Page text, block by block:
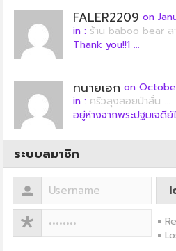
FALER2209 on
in : ร้าน baboo bear ส
Thank you!!1 ...
ทนายเอก on
in : ครัวลุงลอยป่าลั่น ...
อยู่ห่างจากพระปฐมเจดีย์
ระบบสมาชิก